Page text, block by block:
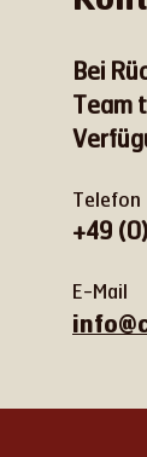
Bei
Team
Telefon
+49
E-Mail